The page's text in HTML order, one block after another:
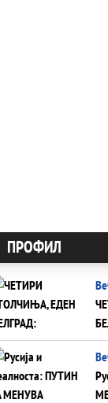
ПРОФИЛ